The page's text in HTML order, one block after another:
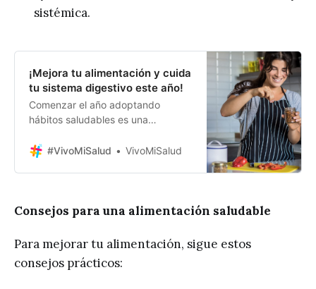
sistémica.
¡Mejora tu alimentación y cuida
tu sistema digestivo este año!
Comenzar el año adoptando
hábitos saludables es una
bienestar general. Una
buena salud. A continuación, te
recomendaciones de alimentos
clave para apoyar tu salud
digestiva y promover el
#VivoMiSalud VivoMiSalud
Consejos para una alimentación saludable
Para mejorar tu alimentación, sigue estos
consejos prácticos: